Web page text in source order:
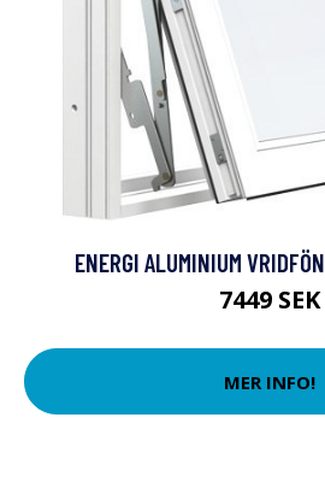
ENERGI ALUMINIUM
7449 SEK
MER INFO!